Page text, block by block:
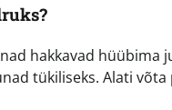
hakkavad hüübima
tükiliseks. Alati